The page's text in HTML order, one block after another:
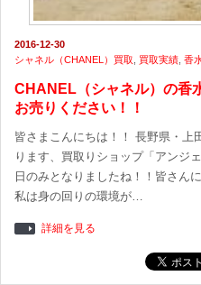
2016-12-30
シャネル（CHANEL）買取
買取実績 香
CHANEL（シャネル）の香
お売りください！！
皆さまこんにちは！！ 長野県・上
ります、買取りショップ「アンジ
日のみとなりましたね！！皆さん
私は身の回りの環境が…
詳細を見る